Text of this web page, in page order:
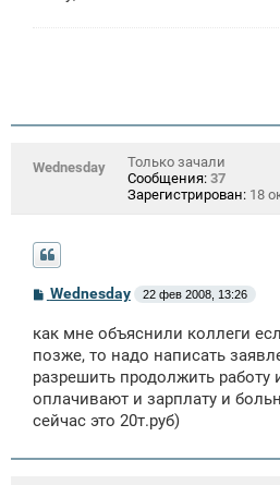
Wednesday
Только зачали
Сообщения: 37
Зарегистрирован: 18
С
б
щ
н
и
Wednesday 22 фев 2008, 13:26
как мне объяснили коллеги
позже, то надо написать
разрешить продолжить работу
оплачивают и зарплату и
сейчас это 20т.руб)